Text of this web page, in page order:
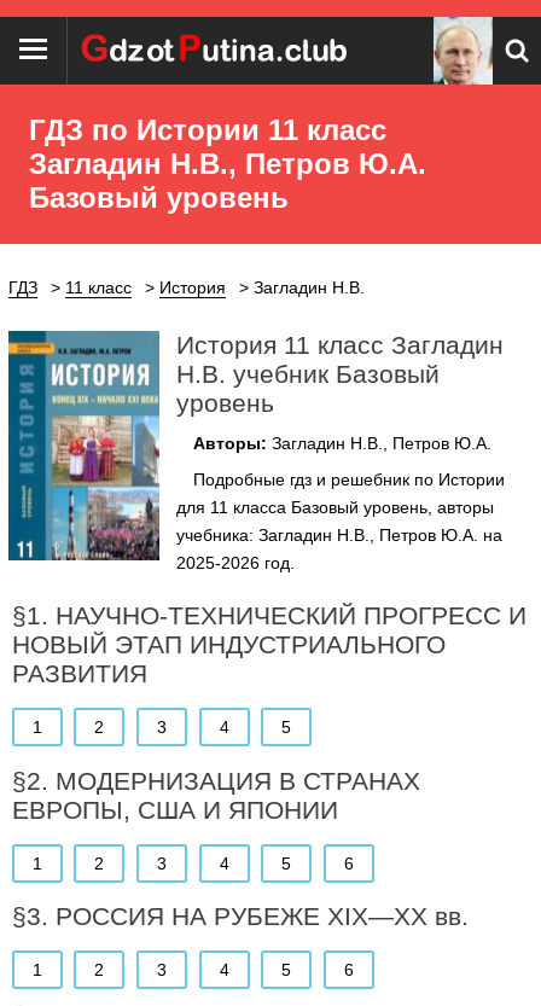
ГДЗ по Истории 11 класс
Загладин Н.В., Петров Ю.А.
Базовый уровень
ГДЗ 11 класс История Загладин Н.В.
История 11 класс Загладин
Н.В. учебник Базовый
уровень
Авторы: Загладин Н.В., Петров Ю.А.
Подробные гдз и решебник по Истории
для 11 класса Базовый уровень, авторы
учебника: Загладин Н.В., Петров Ю.А. на
2025-2026 год.
§1. НАУЧНО-ТЕХНИЧЕСКИЙ ПРОГРЕСС И
НОВЫЙ ЭТАП ИНДУСТРИАЛЬНОГО
РАЗВИТИЯ
1 2 3 4 5
§2. МОДЕРНИЗАЦИЯ В СТРАНАХ
ЕВРОПЫ, США И ЯПОНИИ
1 2 3 4 5 6
§3. РОССИЯ НА РУБЕЖЕ XIX—XX вв.
1 2 3 4 5 6